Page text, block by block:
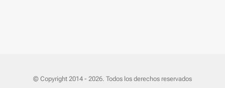
© Copyright 2014 - 2026. Todos los derechos reservados